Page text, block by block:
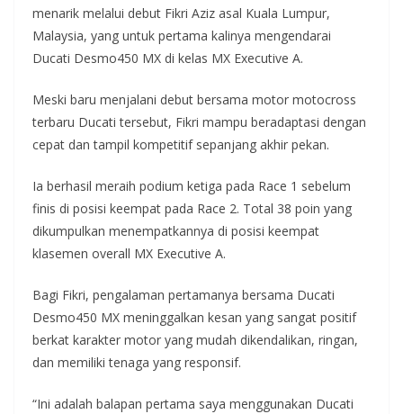
menarik melalui debut Fikri Aziz asal Kuala Lumpur,
Malaysia, yang untuk pertama kalinya mengendarai
Ducati Desmo450 MX di kelas MX Executive A.
Meski baru menjalani debut bersama motor motocross
terbaru Ducati tersebut, Fikri mampu beradaptasi dengan
cepat dan tampil kompetitif sepanjang akhir pekan.
Ia berhasil meraih podium ketiga pada Race 1 sebelum
finis di posisi keempat pada Race 2. Total 38 poin yang
dikumpulkan menempatkannya di posisi keempat
klasemen overall MX Executive A.
Bagi Fikri, pengalaman pertamanya bersama Ducati
Desmo450 MX meninggalkan kesan yang sangat positif
berkat karakter motor yang mudah dikendalikan, ringan,
dan memiliki tenaga yang responsif.
“Ini adalah balapan pertama saya menggunakan Ducati